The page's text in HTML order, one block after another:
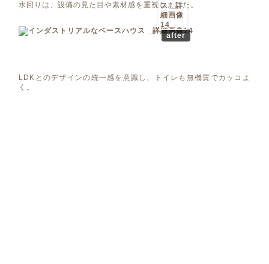
水回りは、設備の見た目や素材感を重視しました。
after
LDKとのデザインの統一感を意識し、トイレも無機質でカッコよ
く。